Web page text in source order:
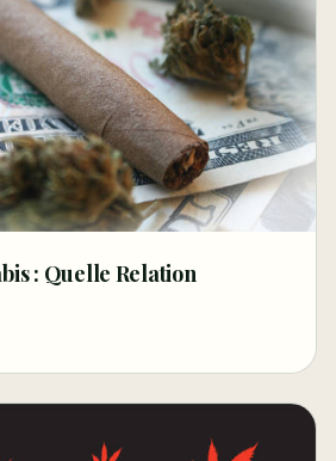
: Quelle Relation